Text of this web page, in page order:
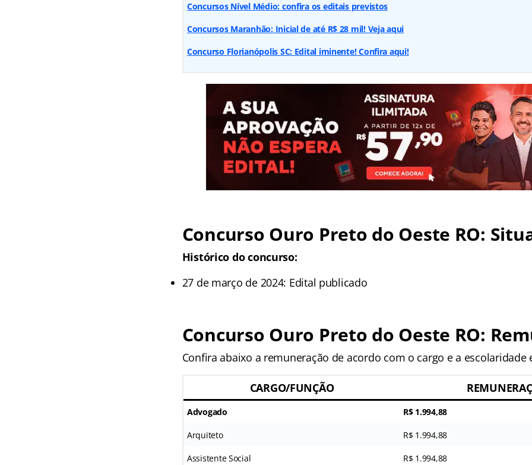
Concursos Nível Médio: confira os editais previstos
Concursos Maranhão: Inicial de até R$ 28 mil! Veja aqui
Concurso Florianópolis SC: Edital iminente! Confira aqui!
Concurso Ouro Preto do Oeste RO:
Histórico do concurso:
27 de março de 2024: Edital publicado
Concurso Ouro Preto do Oeste RO:
Confira abaixo a remuneração de acordo com o cargo e a escolaridade
CARGO/FUNÇÃO
Advogado R$ 1.994,88
Arquiteto R$ 1.994,88
Assistente Social R$ 1.994,88